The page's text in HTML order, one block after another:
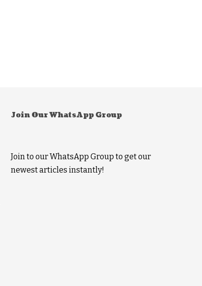
Join Our WhatsApp Group
Join to our WhatsApp Group to get our
newest articles instantly!